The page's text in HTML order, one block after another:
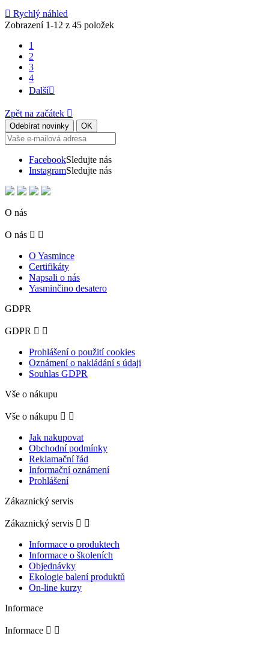
 Rychlý náhled
Zobrazení 1-12 z 45 položek
1
2
3
4
Další
Zpět na začátek 
FacebookSledujte nás
InstagramSledujte nás
O nás
O nás  
O Yasmince
Certifikáty
Napsali o nás
Yasminčino desatero
GDPR
GDPR  
Prohlášení o použití cookies
Oznámení o nakládání s údaji
Souhlas GDPR
Vše o nákupu
Vše o nákupu  
Jak nakupovat
Obchodní podmínky
Reklamační řád
Informační oznámení
Prohlášení
Zákaznický servis
Zákaznický servis  
Informace o produktech
Informace o školeních
Objednávky
Ekologie balení produktů
On-line kurzy
Informace
Informace  